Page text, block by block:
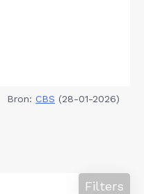
Bron: CBS (28-01-2026)
Filters